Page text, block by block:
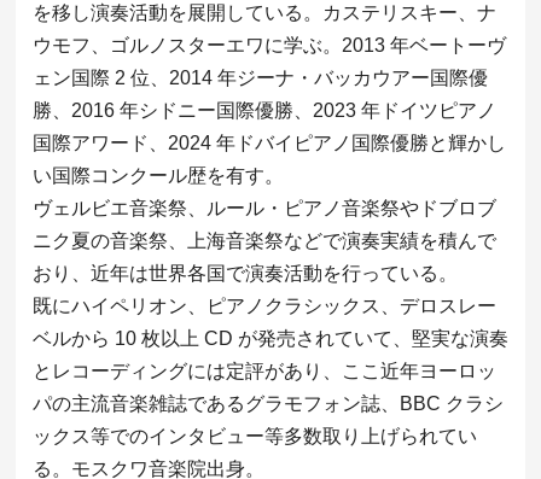
を移し演奏活動を展開している。カステリスキー、ナ
ウモフ、ゴルノスターエワに学ぶ。2013 年ベートーヴ
ェン国際 2 位、2014 年ジーナ・バッカウアー国際優
勝、2016 年シドニー国際優勝、2023 年ドイツピアノ
国際アワード、2024 年ドバイピアノ国際優勝と輝かし
い国際コンクール歴を有す。
ヴェルビエ音楽祭、ルール・ピアノ音楽祭やドブロブ
ニク夏の音楽祭、上海音楽祭などで演奏実績を積んで
おり、近年は世界各国で演奏活動を行っている。
既にハイペリオン、ピアノクラシックス、デロスレー
ベルから 10 枚以上 CD が発売されていて、堅実な演奏
とレコーディングには定評があり、ここ近年ヨーロッ
パの主流音楽雑誌であるグラモフォン誌、BBC クラシ
ックス等でのインタビュー等多数取り上げられてい
る。モスクワ音楽院出身。